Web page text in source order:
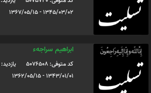
1345/03/02 - 1367/05/15
ابراهیم سراجهء
کد متوفی: 5076508
یازدید: 88
1343/01/01 - 1362/05/15